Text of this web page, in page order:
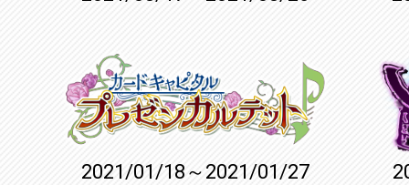
2021/01/18～2021/01/27